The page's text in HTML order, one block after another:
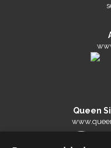
Queen